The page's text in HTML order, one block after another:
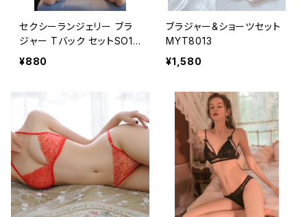
セクシーランジェリー ブラ
ジャー Tバック セットSO10
29
¥880
ブラジャー&ショーツセット
MYT8013
¥1,580